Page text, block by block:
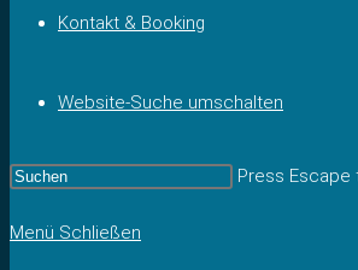
Kontakt & Booking
Website-Suche umschalten
Press
Menü Schließen